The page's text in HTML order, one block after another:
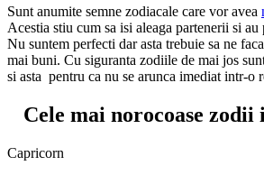
Sunt anumite semne zodiacale care vor avea
Acestia stiu cum sa isi aleaga partenerii si au
Nu suntem perfecti dar asta trebuie sa ne
mai buni. Cu siguranta zodiile de mai jos
si asta pentru ca nu se arunca imediat intr-o
Cele mai norocoase zodii
Capricorn